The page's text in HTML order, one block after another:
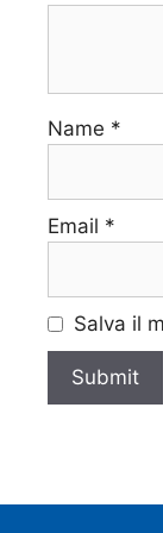
Name *
Email *
Salva il